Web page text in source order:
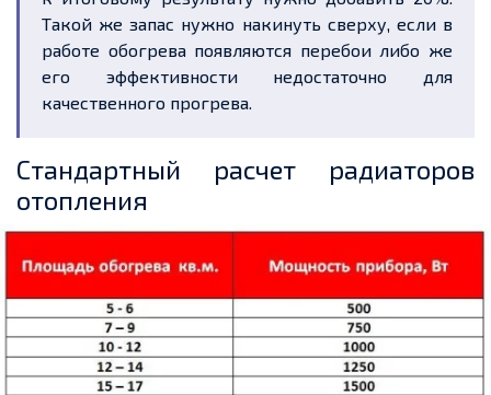
Такой же запас нужно накинуть сверху, если в
работе обогрева появляются перебои либо же
его эффективности недостаточно для
качественного прогрева.
Стандартный расчет радиаторов
отопления